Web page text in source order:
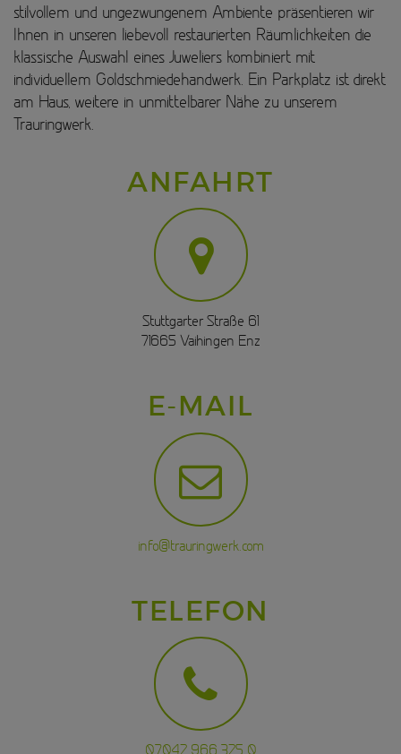
stilvollem und ungezwungenem Ambiente präsentieren wir
Ihnen in unseren liebevoll restaurierten Räumlichkeiten die
klassische Auswahl eines Juweliers kombiniert mit
individuellem Goldschmiedehandwerk. Ein Parkplatz ist direkt
am Haus, weitere in unmittelbarer Nähe zu unserem
Trauringwerk.
ANFAHRT
Stuttgarter Straße 61
71665 Vaihingen Enz
E-MAIL
info@trauringwerk.com
TELEFON
07042 966 325 0